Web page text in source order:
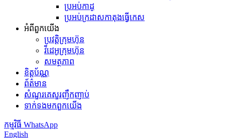
ប្រអប់​កាដូ
ប្រអប់ក្រដាសកាតុងធ្វើកេស
អំពី​ពួក​យើង
ប្រវត្តិ​ក្រុមហ៊ុន
វីដេអូក្រុមហ៊ុន
សមត្ថភាព
ខិត្តប័ណ្ណ
ព័ត៌មាន
សំណួរគេសួរញឹកញាប់
ទាក់ទង​មក​ពួក​យើង
កម្មវិធី WhatsApp
English